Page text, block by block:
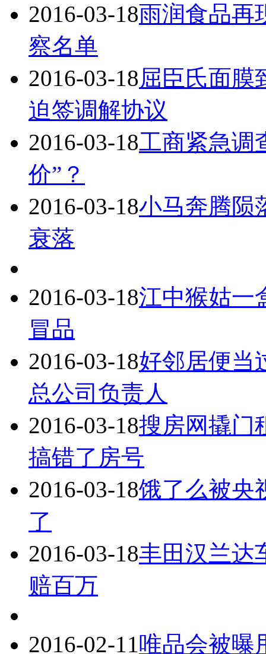
2016-03-18雨润食品再
察名单
2016-03-18屈臣氏面膜
迫签调解协议
2016-03-18工商紧急调
价”？
2016-03-18小马奔腾陨
衰落
2016-03-18江中猴姑一
冒品
2016-03-18好邻居便当
总公司负责人
2016-03-18搜房网撬门
搞错了房号
2016-03-18饿了么被央
了
2016-03-18丰田汉兰达
赔百万
2016-02-11 唯品会被曝